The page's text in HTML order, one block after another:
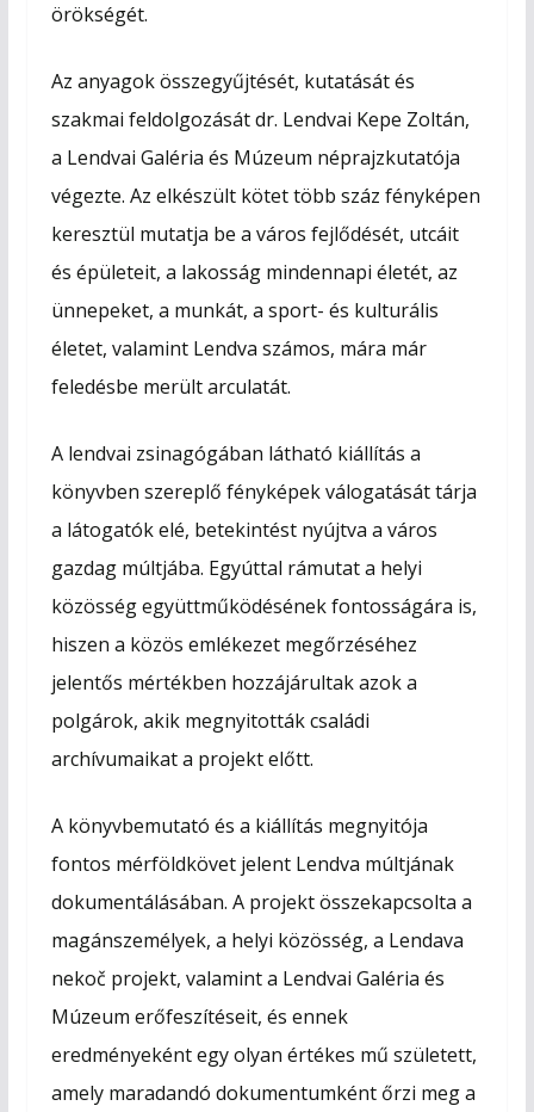
örökségét.
Az anyagok összegyűjtését, kutatását és
szakmai feldolgozását dr. Lendvai Kepe Zoltán,
a Lendvai Galéria és Múzeum néprajzkutatója
végezte. Az elkészült kötet több száz fényképen
keresztül mutatja be a város fejlődését, utcáit
és épületeit, a lakosság mindennapi életét, az
ünnepeket, a munkát, a sport- és kulturális
életet, valamint Lendva számos, mára már
feledésbe merült arculatát.
A lendvai zsinagógában látható kiállítás a
könyvben szereplő fényképek válogatását tárja
a látogatók elé, betekintést nyújtva a város
gazdag múltjába. Egyúttal rámutat a helyi
közösség együttműködésének fontosságára is,
hiszen a közös emlékezet megőrzéséhez
jelentős mértékben hozzájárultak azok a
polgárok, akik megnyitották családi
archívumaikat a projekt előtt.
A könyvbemutató és a kiállítás megnyitója
fontos mérföldkövet jelent Lendva múltjának
dokumentálásában. A projekt összekapcsolta a
magánszemélyek, a helyi közösség, a Lendava
nekoč projekt, valamint a Lendvai Galéria és
Múzeum erőfeszítéseit, és ennek
eredményeként egy olyan értékes mű született,
amely maradandó dokumentumként őrzi meg a